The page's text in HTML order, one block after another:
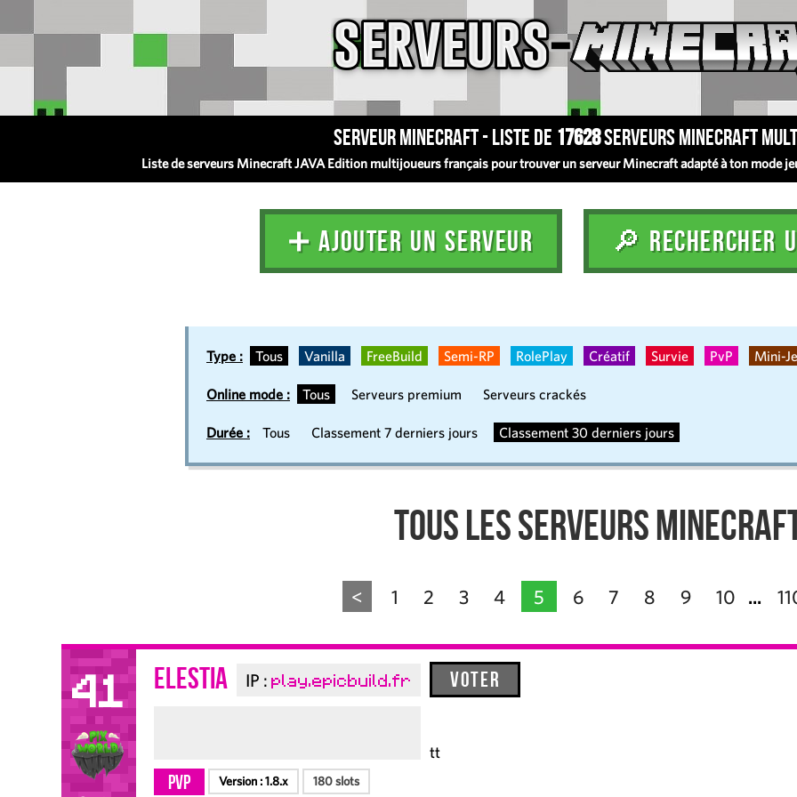
Serveur Minecraft - Liste de 17628serveurs Minecraft
Liste de serveurs Minecraft JAVA Edition multijoueurs français pour trouver un serveur Minecraft adapté à ton mode
➕ AJOUTER UN SERVEUR 🔎 RECHERCHER
Type : Tous Vanilla FreeBuild Semi-RP RolePlay Créatif Survie PvP Mini-
Online mode : Tous Serveurs premium Serveurs crackés
Durée : Tous Classement 7 derniers jours Classement 30 derniers jours
Tous les serveurs
< 1 2 3 4 5 6 7 8 9 10 ...
41 Elestia IP : play.epicbuild.fr Voter
PvP Version :1.8.x 180 slots
tt